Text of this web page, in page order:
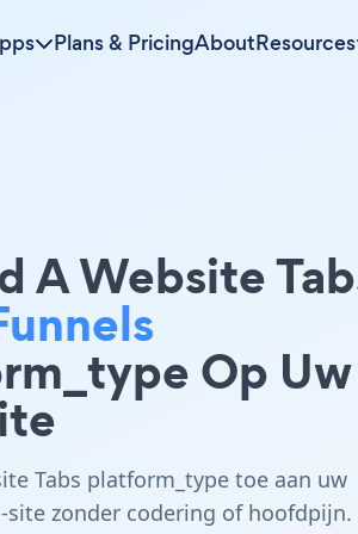
Plans & PricingAboutResources
A Website
Op Uw
Tabs platform_type toe aan uw
site zonder codering of hoofdpijn.